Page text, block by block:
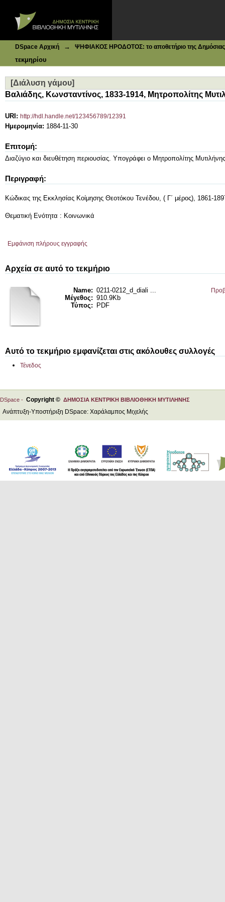
DSpace Αρχική → ΨΗΦΙΑΚΟΣ ΗΡΟΔΟΤΟΣ: το αποθετήριο της Δημόσιας
τεκμηρίου
[Διάλυση γάμου]
Βαλιάδης, Κωνσταντίνος, 1833-1914, Μητροπολίτης
URI: http://hdl.handle.net/123456789/12391
Ημερομηνία: 1884-11-30
Επιτομή:
Διαζύγιο και διευθέτηση περιουσίας. Υπογράφει ο Μητροπολίτης
Περιγραφή:
Κώδικας της Εκκλησίας Κοίμησης Θεοτόκου Τενέδου, ( Γ΄ μέρος), 1861-
Θεματική Ενότητα : Κοινωνικά
Εμφάνιση πλήρους εγγραφής
Αρχεία σε αυτό το τεκμήριο
Name: 0211-0212_d_diali ...
Μέγεθος: 910.9Kb
Τύπος:
PDF
Αυτό το τεκμήριο εμφανίζεται στις ακόλουθες συλλογές
Τένεδος
DSpace - Copyright © ΔΗΜΟΣΙΑ ΚΕΝΤΡΙΚΗ ΒΙΒΛΙΟΘΗΚΗ ΜΥΤΙΛΗΝΗΣ
Ανάπτυξη-Υποστήριξη DSpace: Χαράλαμπος Μιχελής